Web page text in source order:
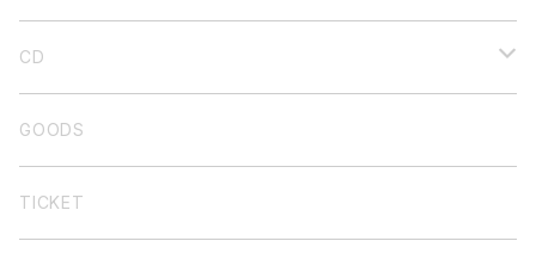
CD
バンド音源
弾き語り集
GOODS
TICKET